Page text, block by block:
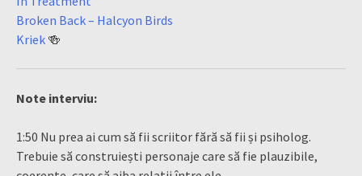
Broken Back – Halcyon Birds
Kriek 🍻
Note interviu:
1:50 Nu prea ai cum să fii scriitor fără să fii și psiholog.
Trebuie să construiești personaje care să fie plauzibile,